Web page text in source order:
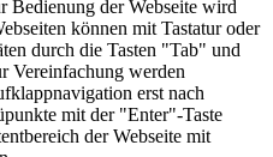
Bedienung der Webseite wird
können mit Tastatur oder
durch die Tasten "Tab" und
Vereinfachung werden
erst nach
mit der "Enter"-Taste
der Webseite mit